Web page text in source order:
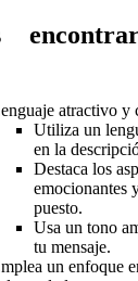
atractivo y
Utiliza un
en la
Destaca los
emocionantes
puesto.
Usa un tono
tu mensaje.
un enfoque